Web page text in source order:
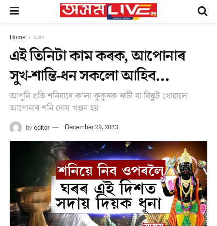
Home অসম
এই তিনিটা কাম কৰক, আপোনাৰ
সুখ-শান্তি-ধন সকলো আহিব…
আপুনি প্ৰতি শনিবাৰে ক’লা কুকুৰক ৰুটী বা বিস্কুট খোৱালে
আপোনাৰ শনি দোষ খণ্ডন হয়
byeditor December 29, 2023